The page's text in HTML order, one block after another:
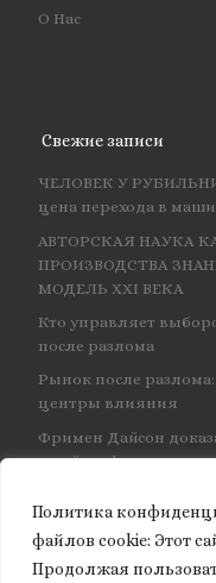
Политика
файлов сookie: Этот
Продолжая
О Нас
Свежие записи
ЧЕЛОВЕК У
цена перехода в
АВТОРСКАЯ НАУКА
ПРОИЗВОДСТВА
МОДЕЛЬ XXI ВЕКА
Кто управляет
после разлома
Рынок после
центры влияния
Фримен Дайсон
и той же физике — и